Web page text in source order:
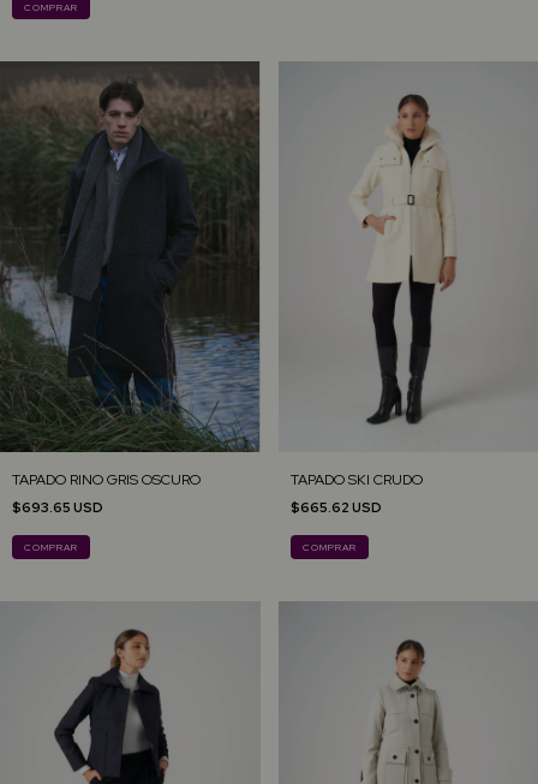
COMPRAR
TAPADO RINO GRIS OSCURO
$693.65 USD
COMPRAR
TAPADO SKI CRUDO
$665.62 USD
COMPRAR